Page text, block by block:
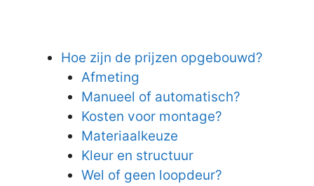
Hoe zijn de prijzen opgebouwd?
Afmeting
Manueel of automatisch?
Kosten voor montage?
Materiaalkeuze
Kleur en structuur
Wel of geen loopdeur?